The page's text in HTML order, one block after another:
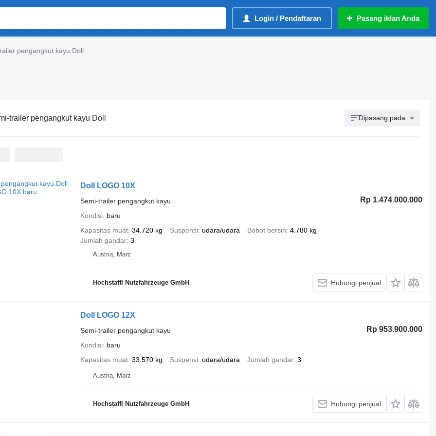
Login / Pendaftaran Pasang iklan Anda
pengangkut kayu Doll
trailer pengangkut kayu Doll Dipasang pada
Doll LOGO 10X
Rp 1.474.000.000
Semi-trailer pengangkut kayu
Kondisi baru
Kapasitas muat 34.720 kg Suspensi udara/udara Bobot bersih 4.780 kg
Jumlah gandar 3
Austria, Marz
Hochstaffl Nutzfahrzeuge GmbH Hubungi penjual
Doll LOGO 12X
Rp 953.900.000
Semi-trailer pengangkut kayu
Kondisi baru
Kapasitas muat 33.570 kg Suspensi udara/udara Jumlah gandar 3
Austria, Marz
Hochstaffl Nutzfahrzeuge GmbH Hubungi penjual